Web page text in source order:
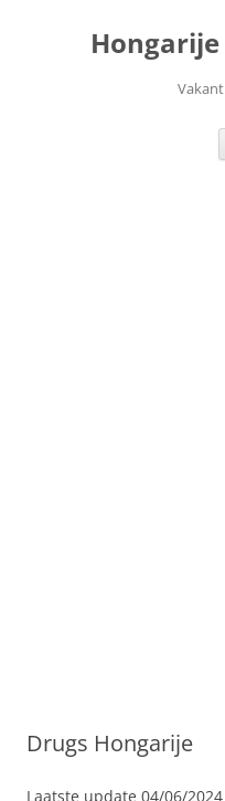
Drugs Hongarije
Laatste update 04/06/